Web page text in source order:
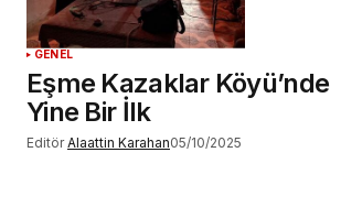
GENEL
Eşme Kazaklar Köyü’nde
Yine Bir İlk
Editör Alaattin Karahan05/10/2025